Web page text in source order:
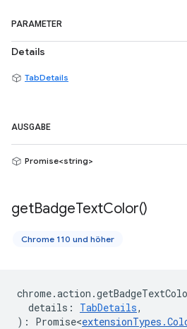
PARAMETER
Details
TabDetails
AUSGABE
Promise<string>
getBadgeTextColor()
Chrome 110 und höher
chrome.action .
details : TabDetails,
) : Promise<extensionTypes .